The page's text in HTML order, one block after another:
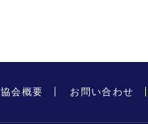
協会概要 お問い合わせ